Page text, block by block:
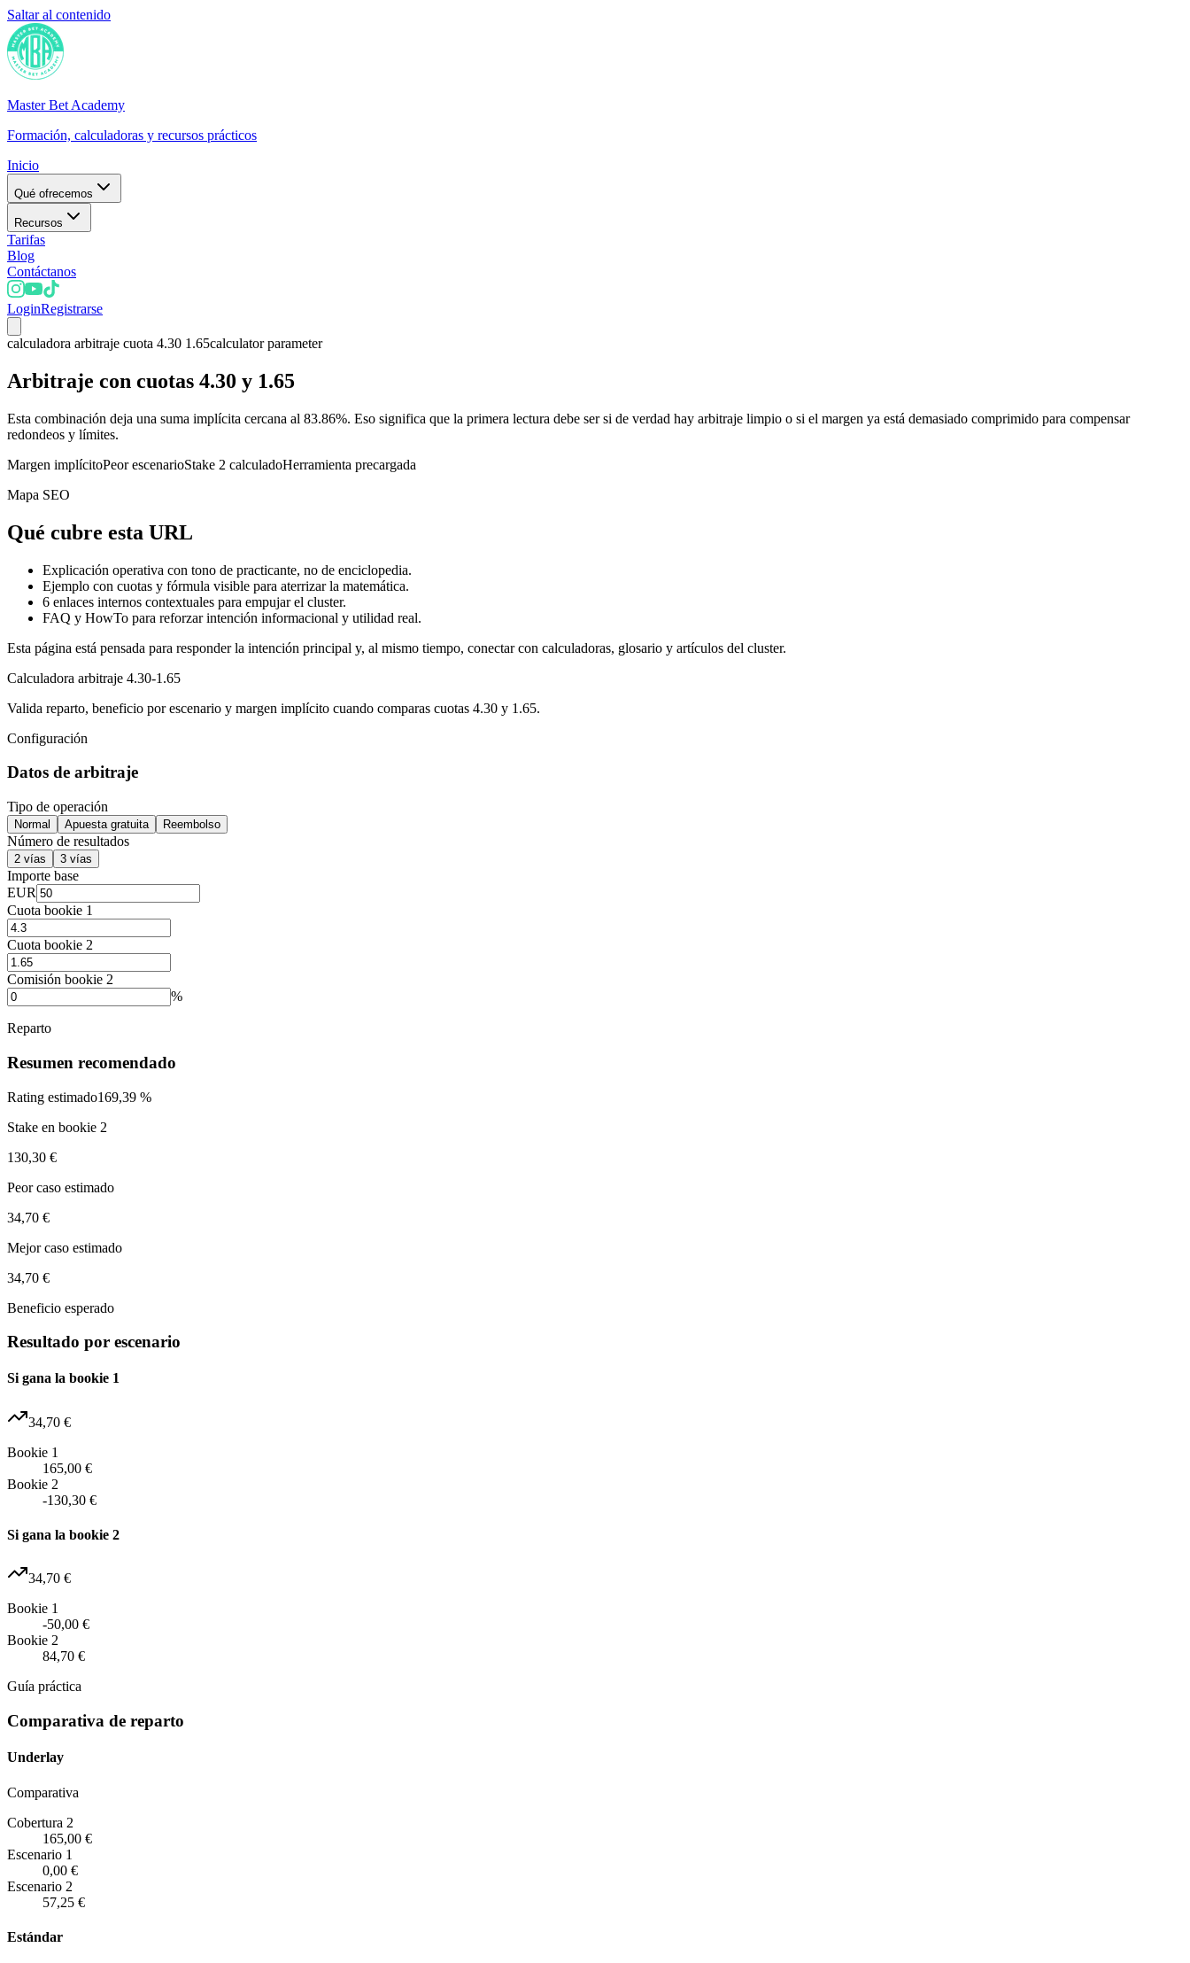
Saltar al contenido
Master Bet Academy
Formación, calculadoras y recursos prácticos
Inicio
Qué ofrecemos
Recursos
Tarifas
Blog
Contáctanos
LoginRegistrarse
calculadora arbitraje cuota 4.30 1.65calculator parameter
Arbitraje con cuotas 4.30 y 1.65
Esta combinación deja una suma implícita cercana al 83.86%. Eso significa que la primera lectura debe ser si de verdad hay arbitraje limpio o si el margen ya está demasiado comprimido para compensar
redondeos y límites.
Margen implícitoPeor escenarioStake 2 calculadoHerramienta precargada
Mapa SEO
Qué cubre esta URL
Explicación operativa con tono de practicante, no de enciclopedia.
Ejemplo con cuotas y fórmula visible para aterrizar la matemática.
6 enlaces internos contextuales para empujar el cluster.
FAQ y HowTo para reforzar intención informacional y utilidad real.
Esta página está pensada para responder la intención principal y, al mismo tiempo, conectar con calculadoras, glosario y artículos del cluster.
Calculadora arbitraje 4.30-1.65
Valida reparto, beneficio por escenario y margen implícito cuando comparas cuotas 4.30 y 1.65.
Configuración
Datos de arbitraje
Tipo de operación
Normal Apuesta gratuita Reembolso
Número de resultados
2 vías 3 vías
Importe base
EUR
Cuota bookie 1
Cuota bookie 2
Comisión bookie 2
%
Reparto
Resumen recomendado
Rating estimado169,39 %
Stake en bookie 2
130,30 €
Peor caso estimado
34,70 €
Mejor caso estimado
34,70 €
Beneficio esperado
Resultado por escenario
Si gana la bookie 1
34,70 €
Bookie 1
165,00 €
Bookie 2
-130,30 €
Si gana la bookie 2
34,70 €
Bookie 1
-50,00 €
Bookie 2
84,70 €
Guía práctica
Comparativa de reparto
Underlay
Comparativa
Cobertura 2
165,00 €
Escenario 1
0,00 €
Escenario 2
57,25 €
Estándar